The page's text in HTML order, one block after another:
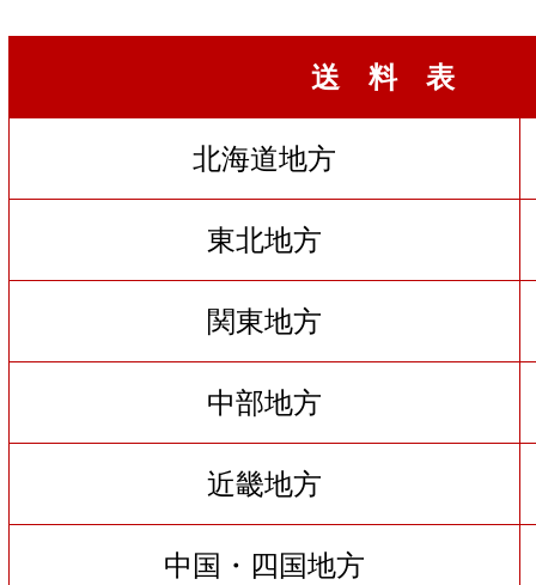
送 料 表
北海道地方
東北地方
関東地方
中部地方
近畿地方
中国・四国地方